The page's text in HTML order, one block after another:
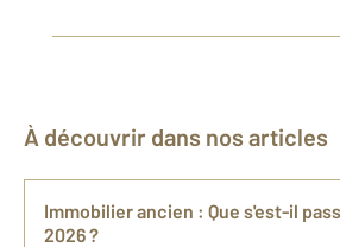
À découvrir dans nos articles
Immobilier ancien : Que s'est-il
2026 ?